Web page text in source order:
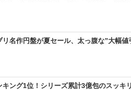
リ名作円盤が夏セール、太っ腹な”大幅
キング1位！シリーズ累計3億包のスッキ